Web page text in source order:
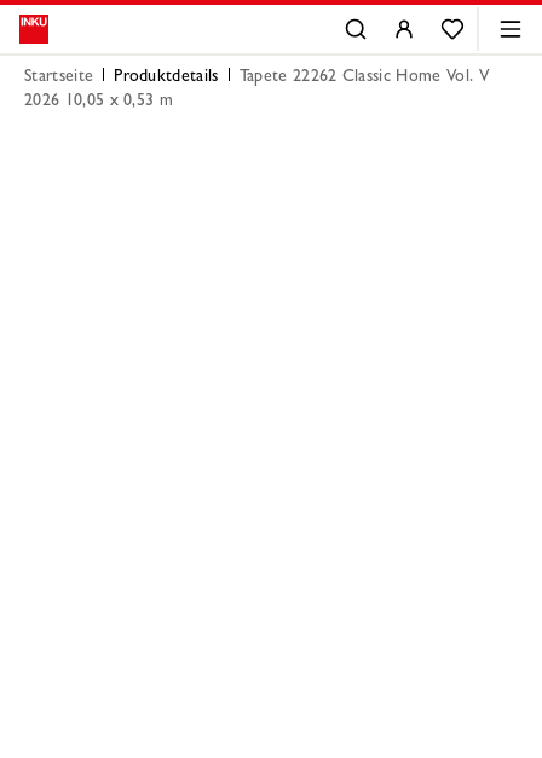
Startseite Produktdetails
Tapete 22262 Classic Home Vol. V
2026 10,05 x 0,53 m